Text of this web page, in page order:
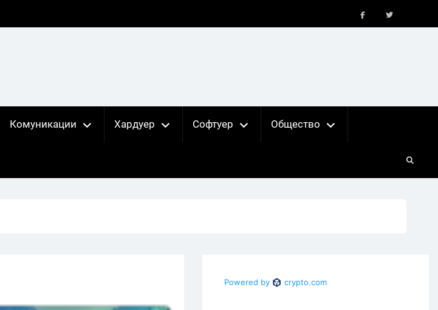
Комуникации Хардуер Софтуер Общество